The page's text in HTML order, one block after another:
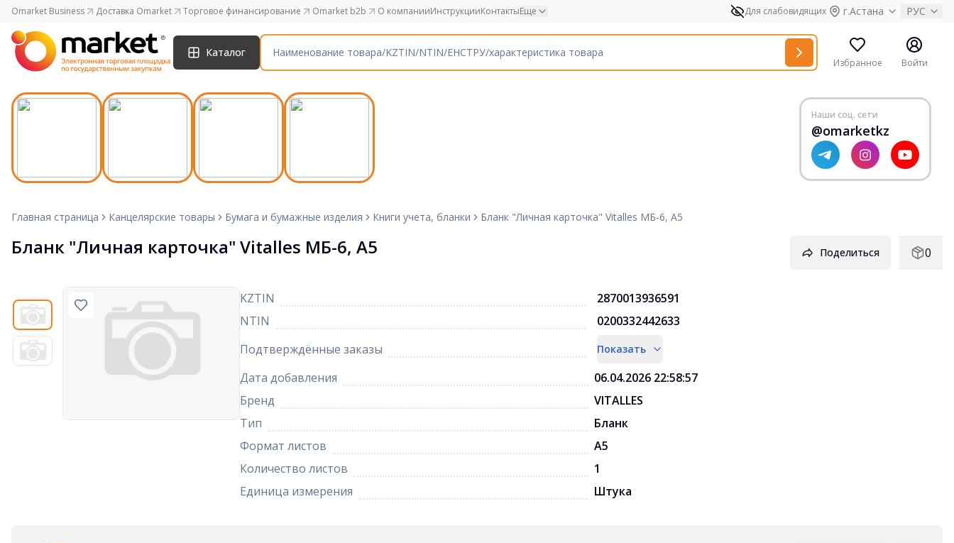
Omarket Business Доставка Omarket Торговое финансирование Omarket b2b О компанииИнструкцииКонтактыЕще Для слабовидящих г.Астана РУС
Каталог
Избранное Войти
Наши соц. сети
@omarketkz
Главная страница Канцелярские товары Бумага и бумажные изделия Книги учета, бланки Бланк "Личная карточка" Vitalles МБ-6, А5
Бланк "Личная карточка" Vitalles МБ-6, А5 Поделиться 0
KZTIN
2870013936591
NTIN
0200332442633
Подтверждённые заказы
Показать
Дата добавления
06.04.2026 22:58:57
Бренд
VITALLES
Тип
Бланк
Формат листов
A5
Количество листов
1
Единица измерения
Штука